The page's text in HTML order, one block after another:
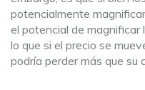
potencialmente
el potencial de magnificar
lo que si el precio se
podría perder más que su